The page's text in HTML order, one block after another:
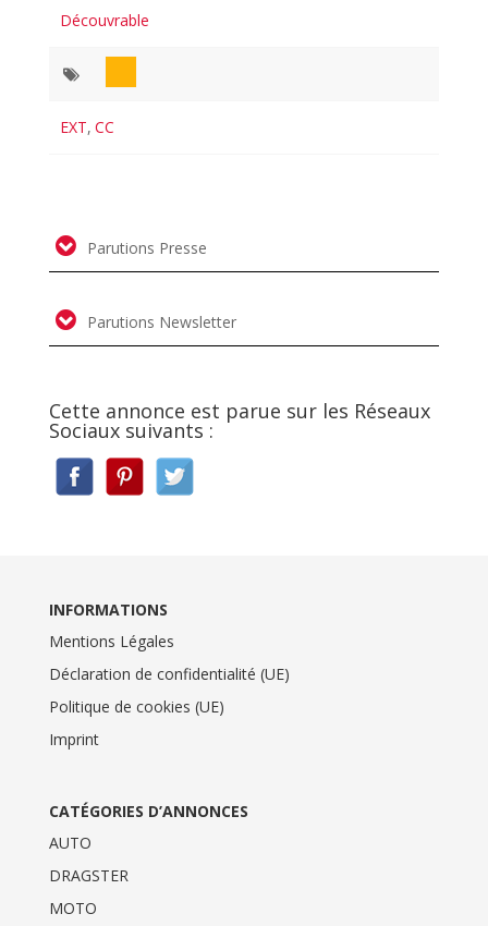
Découvrable
EXT, CC
Parutions Presse
Parutions Newsletter
Cette annonce est parue sur les Réseaux
Sociaux suivants :
INFORMATIONS
Mentions Légales
Déclaration de confidentialité (UE)
Politique de cookies (UE)
Imprint
CATÉGORIES D’ANNONCES
AUTO
DRAGSTER
MOTO